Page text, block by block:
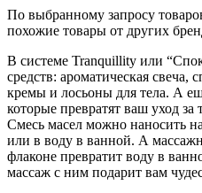
По выбранному запросу
похожие товары от других
В системе Tranquillity или
средств: ароматическая свеча,
кремы и лосьоны для тела. А
которые превратят ваш уход
Смесь масел можно наносить
или в воду в ванной. А
флаконе превратит воду в
массаж с ним подарит вам